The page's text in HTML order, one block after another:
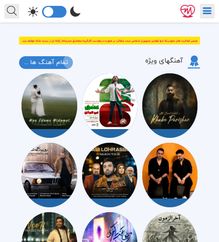
آهنگهای ویژه تمام آهنگ ها ...